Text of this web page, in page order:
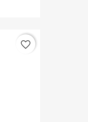
favorite_border